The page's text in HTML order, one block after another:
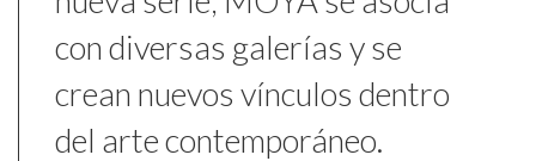
con diversas galerías y se
crean nuevos vínculos dentro
del arte contemporáneo.